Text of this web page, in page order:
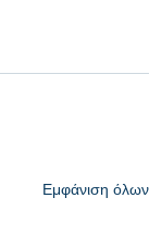
Εμφάνιση όλων